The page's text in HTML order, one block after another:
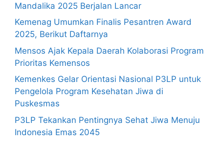
Mandalika 2025 Berjalan Lancar
Kemenag Umumkan Finalis Pesantren Award
2025, Berikut Daftarnya
Mensos Ajak Kepala Daerah Kolaborasi Program
Prioritas Kemensos
Kemenkes Gelar Orientasi Nasional P3LP untuk
Pengelola Program Kesehatan Jiwa di
Puskesmas
P3LP Tekankan Pentingnya Sehat Jiwa Menuju
Indonesia Emas 2045